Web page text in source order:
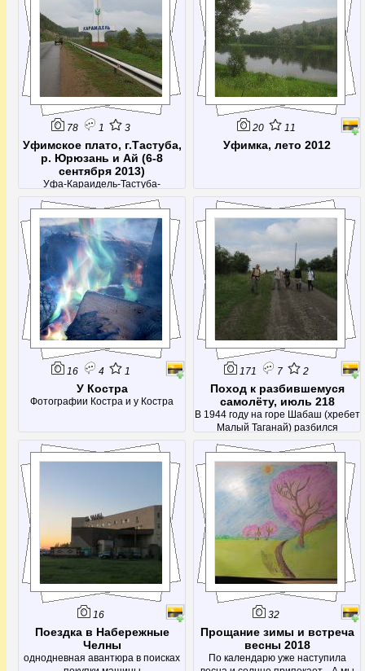
78 1 3
Уфимское плато, г.Тастуба,
р. Юрюзань и Ай (6-8
сентября 2013)
Уфа-Караидель-Тастуба-
ЛаклыЗаехали на гору, поплавали
по Юрюзани, нашли убежище
Салавата. Случайно наткнулись на
Лаклинскую пещеру и посетили
Айские скалы.
20 11
Уфимка, лето 2012
16 4 1
У Костра
Фотографии Костра и у Костра
171 7 2
Поход к разбившемуся
самолёту, июль 218
В 1944 году на горе Шабаш (хребет
Малый Таганай) разбился
бомбардировщик приписанный к
Челябинскому лётному училищу.
Скорее всего, это был обычный
учебный вылет. На борту
находился экипаж из четырех
человек: командир лейтенант
Шубин А.Г., штурман младши
16
Поездка в Набережные
Челны
однодневная авантюра в поисках
32
Прощание зимы и встреча
весны 2018
По календарю уже наступила